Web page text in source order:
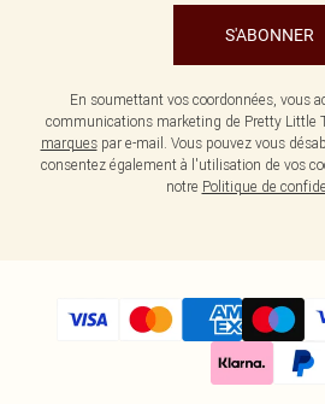
S'ABONNER
En soumettant vos coordonnées, vous
communications marketing de Pretty Little
marquespar e-mail. Vous pouvez vous
consentez également à l'utilisation de vos
notre Politique de